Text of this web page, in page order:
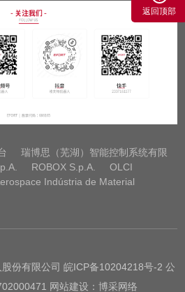
瑞博思（芜湖）智能控制系统有限
ROBOX S.p.A.
OLCI
Indústria de Material
份有限公司 皖ICP备10204218号-2 公
网站建设：博采网络
返回顶部